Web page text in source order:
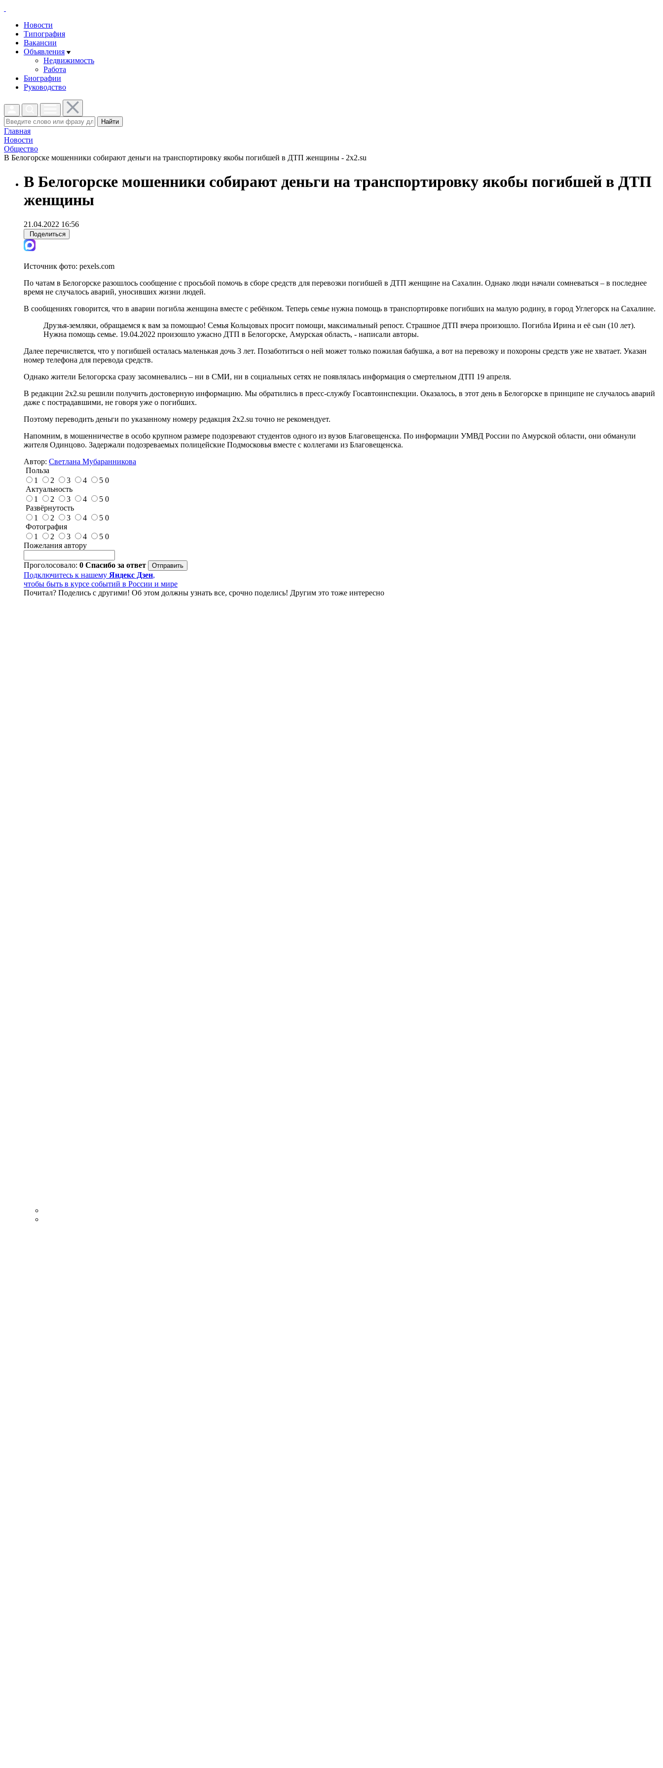
Новости
Типография
Вакансии
Объявления
Недвижимость
Работа
Биографии
Руководство
Найти
Главная
Новости
Общество
В Белогорске мошенники собирают деньги на транспортировку якобы погибшей в ДТП женщины - 2x2.su
В Белогорске мошенники собирают деньги на транспортировку якобы погибшей в ДТП
женщины
21.04.2022 16:56
Поделиться
Источник фото: pexels.com
По чатам в Белогорске разошлось сообщение с просьбой помочь в сборе средств для перевозки погибшей в ДТП женщине на Сахалин. Однако люди начали сомневаться – в последнее
время не случалось аварий, уносивших жизни людей.
В сообщениях говорится, что в аварии погибла женщина вместе с ребёнком. Теперь семье нужна помощь в транспортировке погибших на малую родину, в город Углегорск на Сахалине.
Друзья-земляки, обращаемся к вам за помощью! Семья Кольцовых просит помощи, максимальный репост. Страшное ДТП вчера произошло. Погибла Ирина и её сын (10 лет).
Нужна помощь семье. 19.04.2022 произошло ужасно ДТП в Белогорске, Амурская область, - написали авторы.
Далее перечисляется, что у погибшей осталась маленькая дочь 3 лет. Позаботиться о ней может только пожилая бабушка, а вот на перевозку и похороны средств уже не хватает. Указан
номер телефона для перевода средств.
Однако жители Белогорска сразу засомневались – ни в СМИ, ни в социальных сетях не появлялась информация о смертельном ДТП 19 апреля.
В редакции 2x2.su решили получить достоверную информацию. Мы обратились в пресс-службу Госавтоинспекции. Оказалось, в этот день в Белогорске в принципе не случалось аварий
даже с пострадавшими, не говоря уже о погибших.
Поэтому переводить деньги по указанному номеру редакция 2x2.su точно не рекомендует.
Напомним, в мошенничестве в особо крупном размере подозревают студентов одного из вузов Благовещенска. По информации УМВД России по Амурской области, они обманули
жителя Одинцово. Задержали подозреваемых полицейские Подмосковья вместе с коллегами из Благовещенска.
Автор: Светлана Мубаранникова
Польза
1
2 3 4 5 0
Актуальность
1
2 3 4 5 0
Развёрнутость
1
2 3 4 5 0
Фотография
1
2 3 4 5 0
Пожелания автору
Проголосовало: 0 Спасибо за ответ
Подключитесь к нашему Яндекс Дзен,
чтобы быть в курсе событий в России и мире
Почитал? Поделись с другими! Об этом должны узнать все, срочно поделись! Другим это тоже интересно